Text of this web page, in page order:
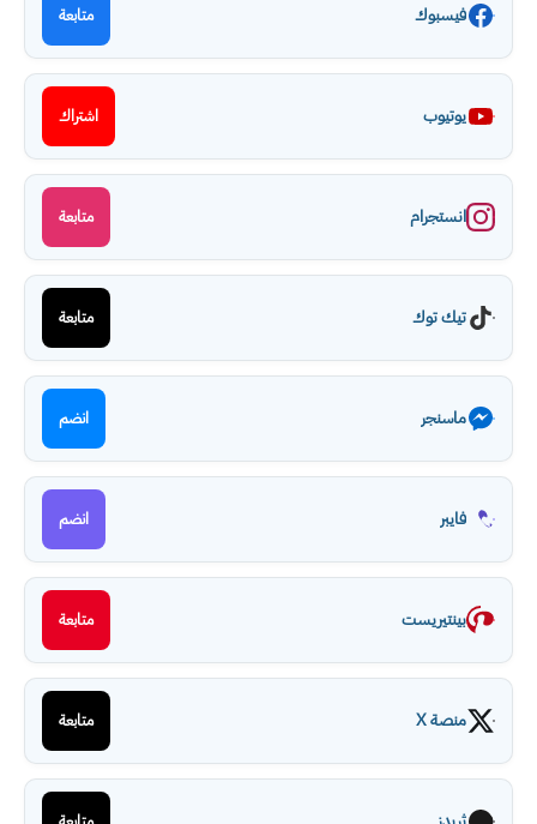
فيسبوك متابعة
يوتيوب اشتراك
انستجرام متابعة
تيك توك متابعة
ماسنجر انضم
فايبر انضم
بينتيريست متابعة
منصة X متابعة